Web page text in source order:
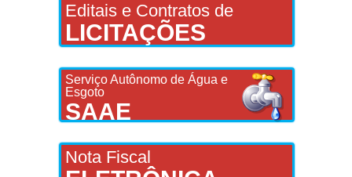
Editais e Contratos de
LICITAÇÕES
Serviço Autônomo de Água e
Esgoto
SAAE
Nota Fiscal